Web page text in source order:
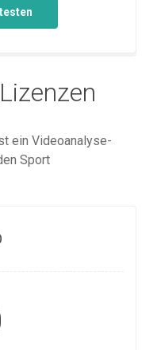
ein Videoanalyse-
Sport